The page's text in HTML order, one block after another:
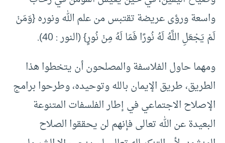
واسعة ورؤى عريضة تقتبس من علم الله ونوره {وَمَنْ
لَمْ يَجْعَلِ اللَّهُ لَهُ نُورًا فَمَا لَهُ مِنْ نُورٍ} (النور : 40).
ومهما حاول الفلاسفة والمصلحون أن يتخطوا هذا
الطريق، طريق الإيمان بالله وتوحيده، وطرحوا برامج
الإصلاح الاجتماعي في إطار الفلسفات المتنوعة
البعيدة عن الله تعالى فإنهم لن يحققوا الصلاح